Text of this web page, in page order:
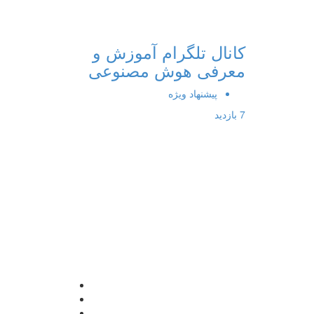
کانال تلگرام آموزش و
معرفی هوش مصنوعی
پیشنهاد ویژه
7 بازدید